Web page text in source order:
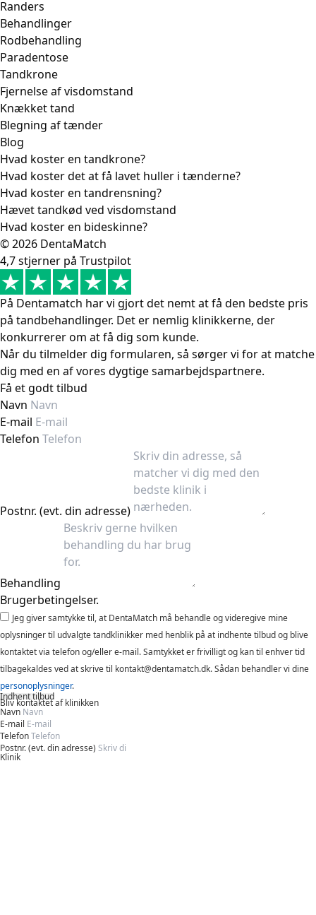
Randers
Behandlinger
Rodbehandling
Paradentose
Tandkrone
Fjernelse af visdomstand
Knækket tand
Blegning af tænder
Blog
Hvad koster en tandkrone?
Hvad koster det at få lavet huller i tænderne?
Hvad koster en tandrensning?
Hævet tandkød ved visdomstand
Hvad koster en bideskinne?
© 2026 DentaMatch
4,7 stjerner på Trustpilot
På Dentamatch har vi gjort det nemt at få den bedste pris
på tandbehandlinger. Det er nemlig klinikkerne, der
konkurrerer om at få dig som kunde.
Når du tilmelder dig formularen, så sørger vi for at matche
dig med en af vores dygtige samarbejdspartnere.
Få et godt tilbud
Navn
E-mail
Telefon
Postnr. (evt. din adresse)
Behandling
Brugerbetingelser.
Jeg giver samtykke til, at DentaMatch må behandle og videregive mine
oplysninger til udvalgte tandklinikker med henblik på at indhente tilbud og blive
kontaktet via telefon og/eller e-mail. Samtykket er frivilligt og kan til enhver tid
tilbagekaldes ved at skrive til kontakt@dentamatch.dk. Sådan behandler vi dine
personoplysninger.
Indhent tilbud
Bliv kontaktet af klinikken
Navn
E-mail
Telefon
Postnr. (evt. din adresse)
Klinik